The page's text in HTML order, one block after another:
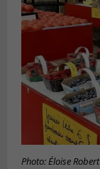
Photo: Éloise Robert